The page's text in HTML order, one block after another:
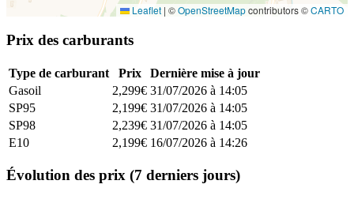
Leaflet | ©OpenStreetMapcontributors ©CARTO
Prix des carburants
Type de carburant Prix
Dernière mise à jour
Gasoil
2,299€ 31/07/2026 à 14:05
SP95
2,199€ 31/07/2026 à 14:05
SP98
2,239€ 31/07/2026 à 14:05
E10
2,199€ 16/07/2026 à 14:26
Évolution des prix (7 derniers jours)